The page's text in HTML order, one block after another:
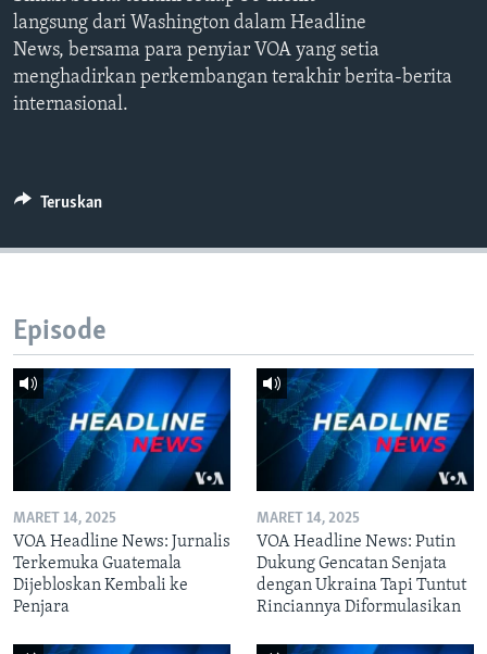
langsung dari Washington dalam Headline
News, bersama para penyiar VOA yang setia
menghadirkan perkembangan terakhir berita-berita
internasional.
Teruskan
Episode
MARET 14, 2025
VOA Headline News: Jurnalis
Terkemuka Guatemala
Dijebloskan Kembali ke
Penjara
MARET 14, 2025
VOA Headline News: Putin
Dukung Gencatan Senjata
dengan Ukraina Tapi Tuntut
Rinciannya Diformulasikan